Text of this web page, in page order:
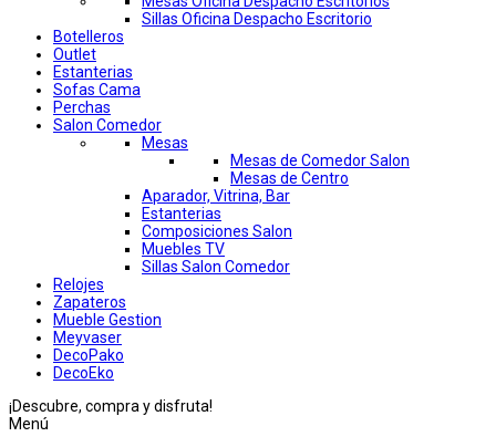
Sillas Oficina Despacho Escritorio
Botelleros
Outlet
Estanterias
Sofas Cama
Perchas
Salon Comedor
Mesas
Mesas de Comedor Salon
Mesas de Centro
Aparador, Vitrina, Bar
Estanterias
Composiciones Salon
Muebles TV
Sillas Salon Comedor
Relojes
Zapateros
Mueble Gestion
Meyvaser
DecoPako
DecoEko
¡Descubre, compra y disfruta!
Menú